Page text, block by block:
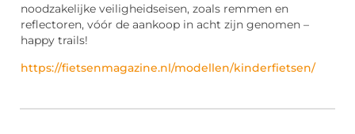
noodzakelijke veiligheidseisen, zoals remmen en
reflectoren, vóór de aankoop in acht zijn genomen –
happy trails!
https://fietsenmagazine.nl/modellen/kinderfietsen/